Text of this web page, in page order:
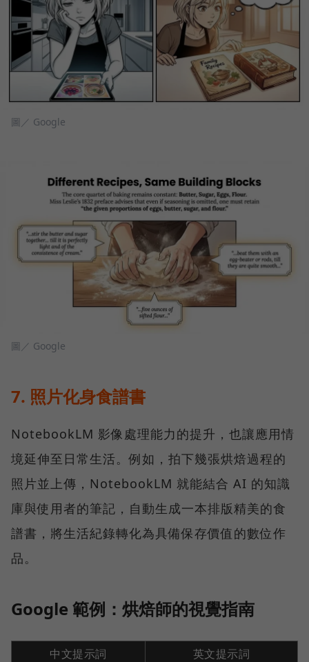
圖／ Google
圖／ Google
7. 照片化身食譜書
NotebookLM 影像處理能力的提升，也讓應用情
境延伸至日常生活。例如，拍下幾張烘焙過程的
照片並上傳，NotebookLM 就能結合 AI 的知識
庫與使用者的筆記，自動生成一本排版精美的食
譜書，將生活紀錄轉化為具備保存價值的數位作
品。
Google 範例：烘焙師的視覺指南
中文提示詞
英文提示詞